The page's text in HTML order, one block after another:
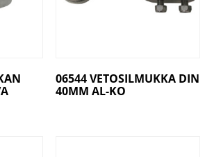
06544 VETOSILMUKKA DIN
40MM AL-KO